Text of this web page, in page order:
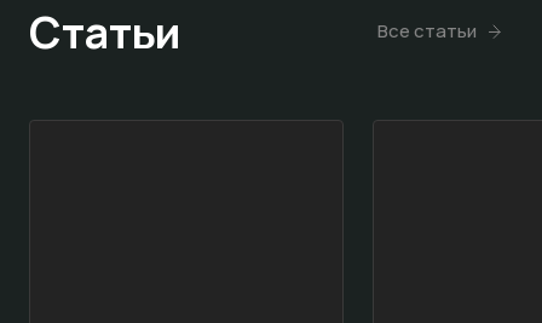
Статьи Все статьи